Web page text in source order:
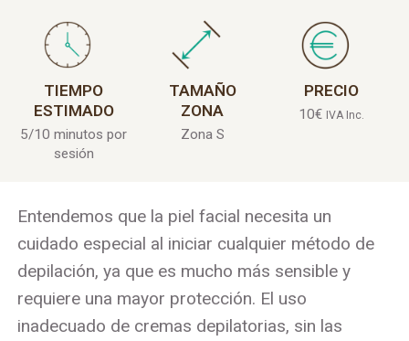
TIEMPO
ESTIMADO
5/10 minutos por
sesión
TAMAÑO
ZONA
Zona S
PRECIO
10€ IVA Inc.
Entendemos que la piel facial necesita un
cuidado especial al iniciar cualquier método de
depilación, ya que es mucho más sensible y
requiere una mayor protección. El uso
inadecuado de cremas depilatorias, sin las